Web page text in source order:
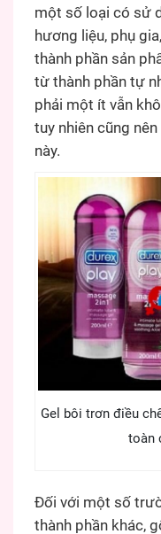
một số loại có sử
hương liệu, phụ
thành phần sản
từ thành phần tự
phải một ít vẫn
tuy nhiên cũng
này.
Gel bôi trơn điều
toàn
Đối với một số
thành phần khác,